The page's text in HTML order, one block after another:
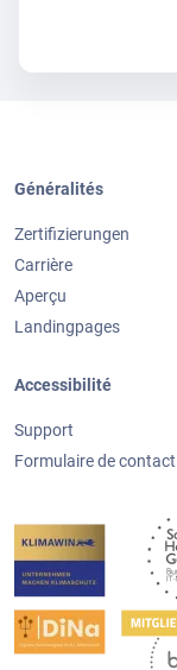
Généralités
Zertifizierungen
Carrière
Aperçu
Landingpages
Accessibilité
Support
Formulaire de contact